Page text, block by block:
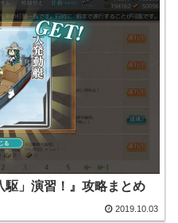
駆」演習！』攻略まとめ
2019.10.03